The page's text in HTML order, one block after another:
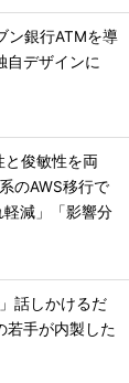
ン銀行ATMを導
デザインに
と俊敏性を両
のAWS移行で
減」「影響分
話しかけるだ
手が内製した